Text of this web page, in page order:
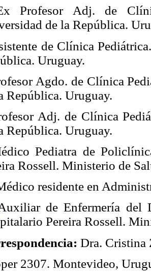
Profesor Adj. de
de la República.
de Clínica
Uruguay.
Agdo. de Clínica
República. Uruguay.
Adj. de Clínica
República. Uruguay.
Pediatra de
Rossell. Ministerio de
residente en
de Enfermería del
Pereira Rossell.
Dra. Cristina
2307. Montevideo,